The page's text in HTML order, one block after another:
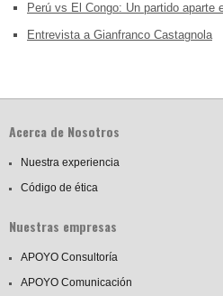
Perú vs El Congo: Un partido aparte
Entrevista a Gianfranco Castagnola
Acerca de Nosotros
Nuestra experiencia
Código de ética
Nuestras empresas
APOYO Consultoría
APOYO Comunicación